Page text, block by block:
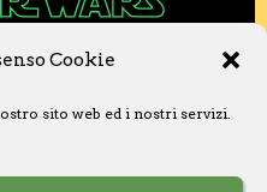
Cookie
sito web ed i nostri servizi.
a Lucasfilm LTD o
o ad altre
o qualsiasi altra